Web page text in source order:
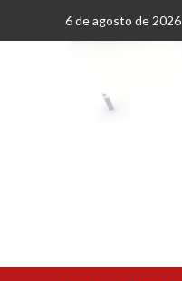
6 de agosto de 2026